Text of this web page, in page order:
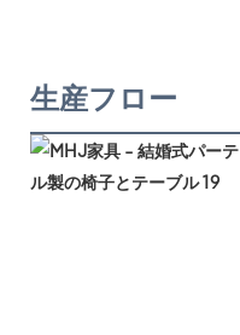
生産フロー